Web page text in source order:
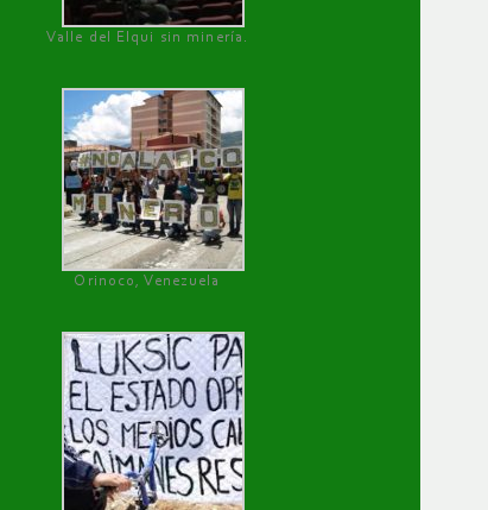
Valle del Elqui sin minería.
Orinoco, Venezuela